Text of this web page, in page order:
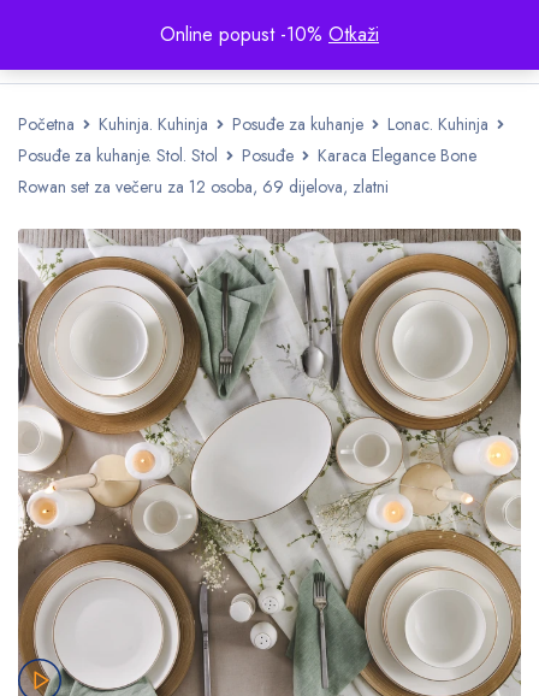
Online popust -10% Otkaži
Početna Kuhinja. Kuhinja Posuđe za kuhanje
Lonac. Kuhinja
Posuđe za kuhanje. Stol. Stol
Posuđe
Karaca Elegance Bone
Rowan set za večeru za 12 osoba, 69 dijelova, zlatni